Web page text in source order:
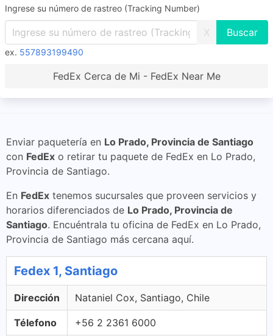
Ingrese su número de rastreo (Tracking Number)
X
ex. 557893199490
FedEx Cerca de Mi - FedEx Near Me
Enviar paquetería en Lo Prado, Provincia de Santiago
con FedEx o retirar tu paquete de FedEx en Lo Prado,
Provincia de Santiago.
En FedEx tenemos sucursales que proveen servicios y
horarios diferenciados de Lo Prado, Provincia de
Santiago. Encuéntrala tu oficina de FedEx en Lo Prado,
Provincia de Santiago más cercana aquí.
Fedex 1, Santiago
Dirección Nataniel Cox, Santiago, Chile
Télefono +56 2 2361 6000